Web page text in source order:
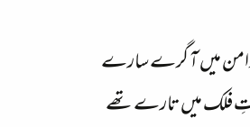
میں آ گرے سارے
فلک میں تارے تھے